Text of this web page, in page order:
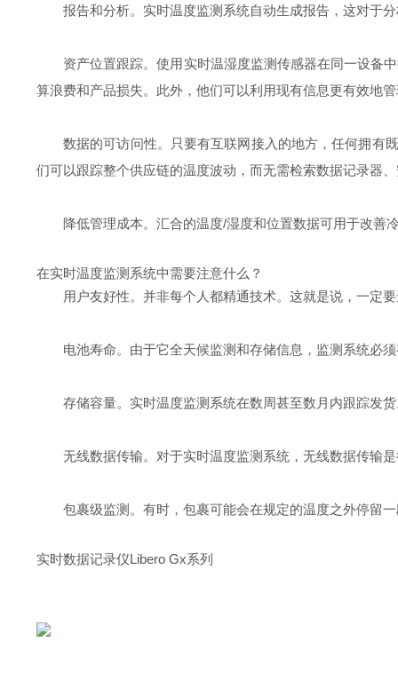
报告和分析。实时温度监测系统自动生成报告，这对于
资产位置跟踪。使用实时温湿度监测传感器在同一设备
算浪费和产品损失。此外，他们可以利用现有信息更有效地
数据的可访问性。只要有互联网接入的地方，任何拥有
们可以跟踪整个供应链的温度波动，而无需检索数据记录器
降低管理成本。汇合的温度/湿度和位置数据可用于改善
在实时温度监测系统中需要注意什么？
用户友好性。并非每个人都精通技术。这就是说，一定
电池寿命。由于它全天候监测和存储信息，监测系统必
存储容量。实时温度监测系统在数周甚至数月内跟踪发
无线数据传输。对于实时温度监测系统，无线数据传输
包裹级监测。有时，包裹可能会在规定的温度之外停留
实时数据记录仪Libero Gx系列